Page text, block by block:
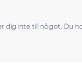
inte till något. Du